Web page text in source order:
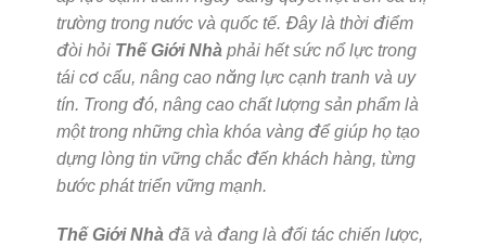
trường trong nước và quốc tế. Đây là thời điểm
đòi hỏi Thế Giới Nhà phải hết sức nổ lực trong
tái cơ cấu, nâng cao năng lực cạnh tranh và uy
tín. Trong đó, nâng cao chất lượng sản phẩm là
một trong những chìa khóa vàng để giúp họ tạo
dựng lòng tin vững chắc đến khách hàng, từng
bước phát triển vững mạnh.
Thế Giới Nhàđã và đang là đối tác chiến lược,